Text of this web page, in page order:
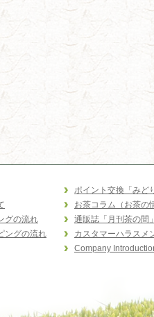
グの流れ
ングの流れ
ポイント交換「みど
お茶コラム（お茶の
通販誌「月刊茶の間
カスタマーハラスメ
Company